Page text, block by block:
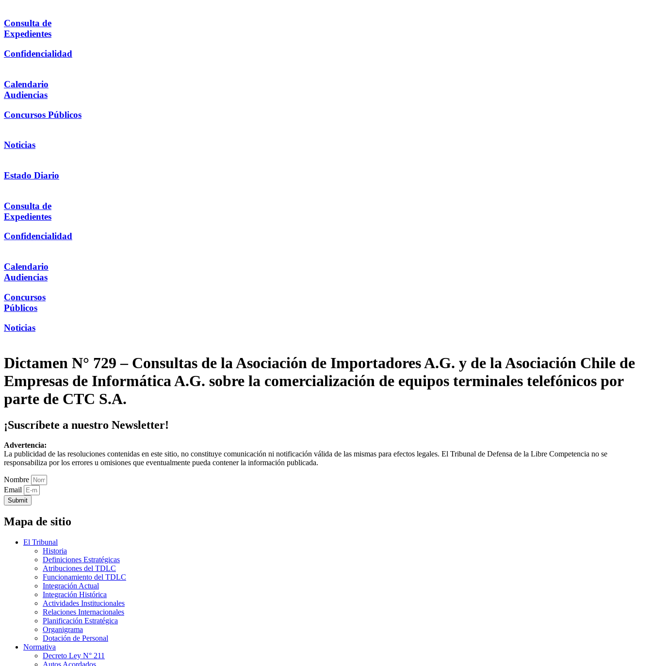
Consulta de
Expedientes
Confidencialidad
Calendario
Audiencias
Concursos Públicos
Noticias
Estado Diario
Consulta de
Expedientes
Confidencialidad
Calendario
Audiencias
Concursos
Públicos
Noticias
Dictamen N° 729 – Consultas de la Asociación de Importadores A.G. y de la Asociación Chile de
Empresas de Informática A.G. sobre la comercialización de equipos terminales telefónicos por
parte de CTC S.A.
¡Suscríbete a nuestro Newsletter!
Advertencia:
La publicidad de las resoluciones contenidas en este sitio, no constituye comunicación ni notificación válida de las mismas para efectos legales. El Tribunal de Defensa de la Libre Competencia no se
responsabiliza por los errores u omisiones que eventualmente pueda contener la información publicada.
Nombre
Email
Submit
Mapa de sitio
El Tribunal
Historia
Definiciones Estratégicas
Atribuciones del TDLC
Funcionamiento del TDLC
Integración Actual
Integración Histórica
Actividades Institucionales
Relaciones Internacionales
Planificación Estratégica
Organigrama
Dotación de Personal
Normativa
Decreto Ley N° 211